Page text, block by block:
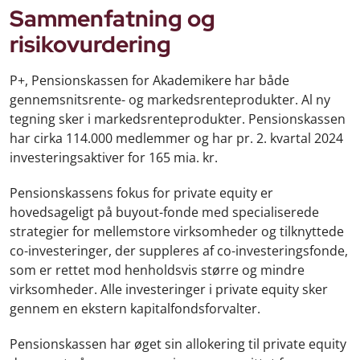
Sammenfatning og
risikovurdering
P+, Pensionskassen for Akademikere har både
gennemsnitsrente- og markedsrenteprodukter. Al ny
tegning sker i markedsrenteprodukter. Pensionskassen
har cirka 114.000 medlemmer og har pr. 2. kvartal 2024
investeringsaktiver for 165 mia. kr.
Pensionskassens fokus for private equity er
hovedsageligt på buyout-fonde med specialiserede
strategier for mellemstore virksomheder og tilknyttede
co-investeringer, der suppleres af co-investeringsfonde,
som er rettet mod henholdsvis større og mindre
virksomheder. Alle investeringer i private equity sker
gennem en ekstern kapitalfondsforvalter.
Pensionskassen har øget sin allokering til private equity